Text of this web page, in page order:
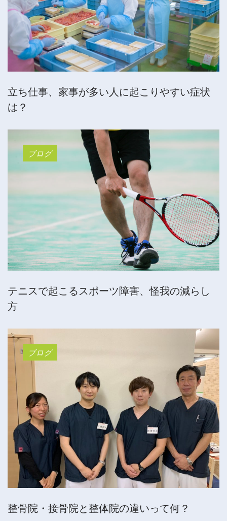
立ち仕事、家事が多い人に起こりやすい症状
は？
ブログ
テニスで起こるスポーツ障害、怪我の減らし
方
ブログ
整骨院・接骨院と整体院の違いって何？